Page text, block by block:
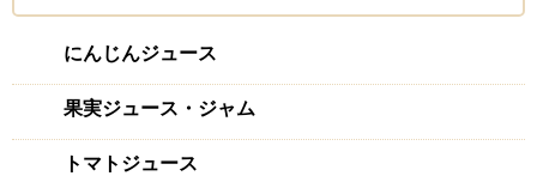
にんじんジュース
果実ジュース・ジャム
トマトジュース